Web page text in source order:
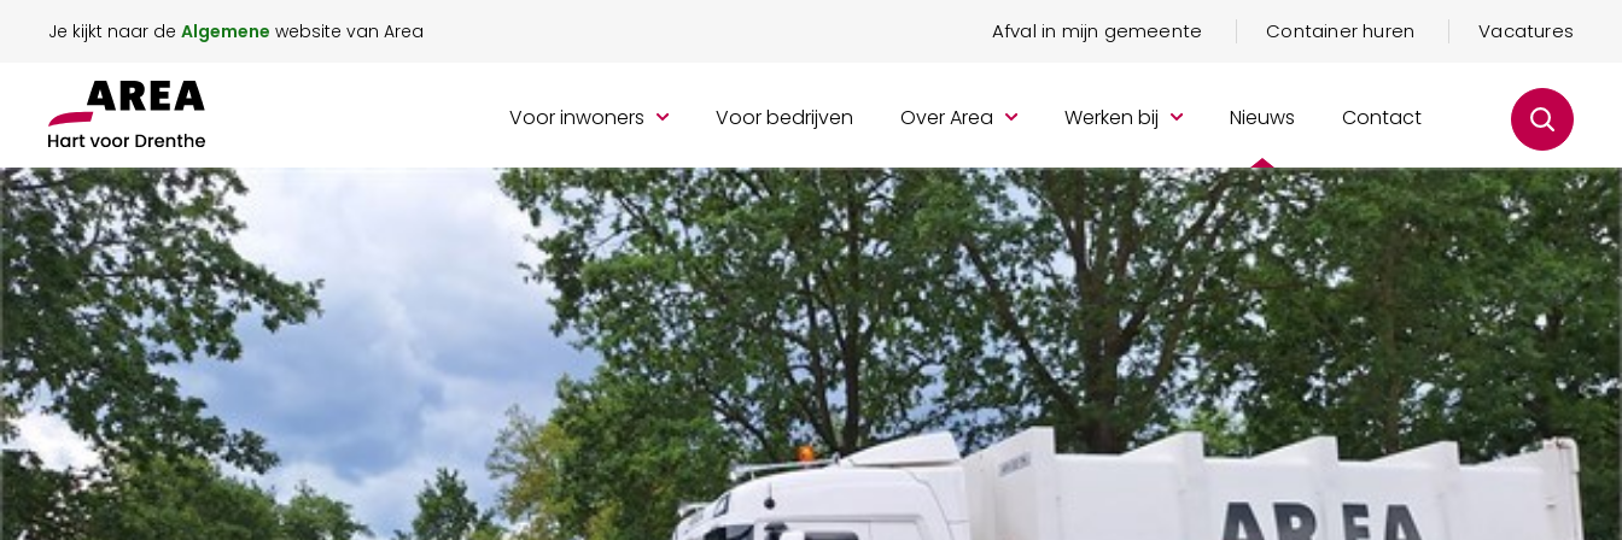
Je kijkt naar de Algemene website van Area Afval in mijn gemeente Container huren Vacatures
Voor inwoners Voor bedrijven Over Area Werken bij Nieuws Contact